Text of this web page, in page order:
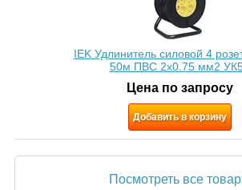
IEK Удлинитель силовой 4
50м ПВС 2х0.75 мм2
Цена по запросу
Добавить в корзину
Посмотреть все